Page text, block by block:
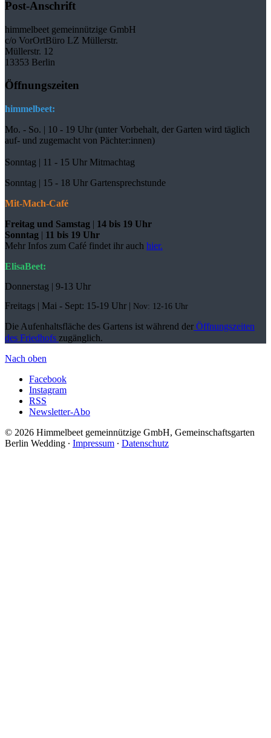
Post-Anschrift
himmelbeet gemeinnützige GmbH
c/o VorOrtBüro LZ Müllerstr.
Müllerstr. 12
13353 Berlin
Öffnungszeiten
himmelbeet:
Mo. - So. | 10 - 19 Uhr (unter Vorbehalt, der Garten wird täglich
auf- und zugemacht von Pächter:innen)
Sonntag | 11 - 15 Uhr Mitmachtag
Sonntag | 15 - 18 Uhr Gartensprechstunde
Mit-Mach-Café
Freitag und Samstag | 14 bis 19 Uhr
Sonntag | 11 bis 19 Uhr
Mehr Infos zum Café findet ihr auch hier.
ElisaBeet:
Donnerstag | 9-13 Uhr
Freitags | Mai - Sept: 15-19 Uhr | Nov: 12-16 Uhr
Die Aufenhaltsfläche des Gartens ist während der Öffnungszeiten
des Friedhofs zugänglich.
Nach oben
Facebook
Instagram
RSS
Newsletter-Abo
© 2026 Himmelbeet gemeinnützige GmbH, Gemeinschaftsgarten
Berlin Wedding ∙ Impressum ∙ Datenschutz